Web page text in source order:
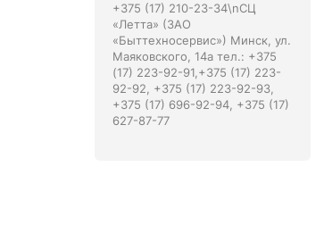
+375 (17) 210-23-34\nСЦ
«Летта» (ЗАО
«Быттехносервис») Минск, ул.
Маяковского, 14а тел.: +375
(17) 223-92-91,+375 (17) 223-
92-92, +375 (17) 223-92-93,
+375 (17) 696-92-94, +375 (17)
627-87-77